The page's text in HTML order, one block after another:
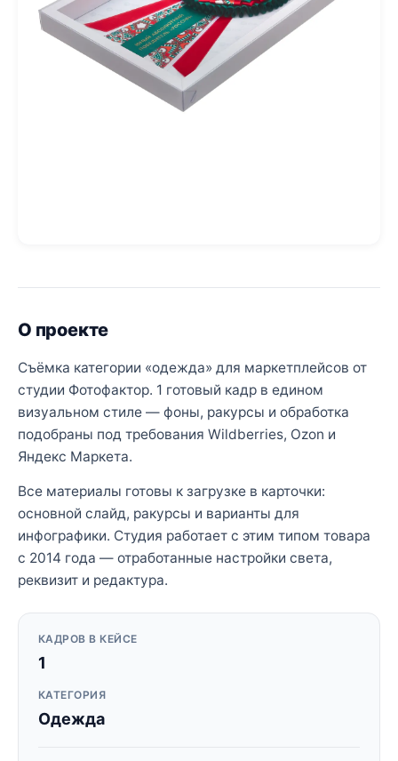
О проекте
Съёмка категории «одежда» для маркетплейсов от
студии Фотофактор. 1 готовый кадр в едином
визуальном стиле — фоны, ракурсы и обработка
подобраны под требования Wildberries, Ozon и
Яндекс Маркета.
Все материалы готовы к загрузке в карточки:
основной слайд, ракурсы и варианты для
инфографики. Студия работает с этим типом товара
с 2014 года — отработанные настройки света,
реквизит и редактура.
КАДРОВ В КЕЙСЕ
1
КАТЕГОРИЯ
Одежда